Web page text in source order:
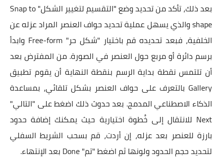
بعد ذلك، تأكد من تحديد وضع "التقسيم لتغيير الشكل" Snap to
shape والذي يسهل عملية تحديد حواف العنصر المراد عزله عن
الخلفية، فبعد تحديده قم باختيار "شكل حر" Free-form وابدأ
برسم دائرة أو مربع حول العنصر في الصورة. من المفترض بعد
أن تلتمس نقطة بداية الرسم بنقطة النهاية أن يقوم تطبيق
Gallery بالتعرف على حواف العنصر بشكل تلقائي، بمساعدة
الذكاء الاصطناعي المدمج. بعد حدوث ذلك اضغط على "التالي"
Next للانتقال إلى خُطوة اختيارية حيث يمكنك إضافة حدود
بارزة للعنصر بعد عزله، إن أردت، قم بسحب الشريط السفلي
لتحديد حجم الحدود ولونها ثم اضغط "تم" Done بعد الإنتهاء.